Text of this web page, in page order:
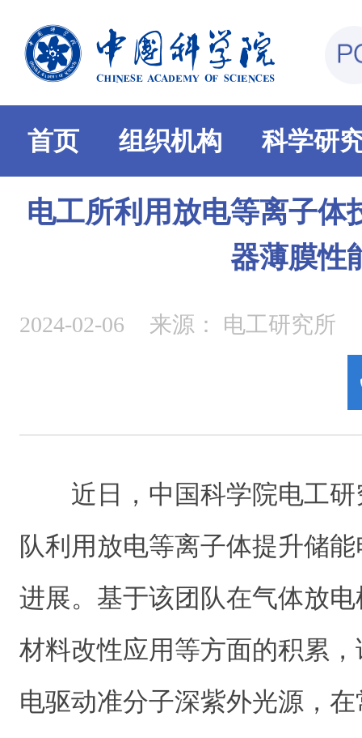
首页 组织机构 科学研
电工所利用放电等离子体
器薄膜性
2024-02-06 来源： 电工研究所
近日，中国科学院电工
队利用放电等离子体提升储
进展。基于该团队在气体放
材料改性应用等方面的积累
电驱动准分子深紫外光源，